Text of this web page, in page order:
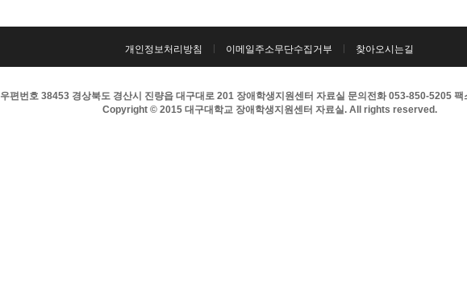
개인정보처리방침 이메일주소무단수집거부 찾아오시는길
우편번호 38453 경상북도 경산시 진량읍 대구대로 201 장애학생지원센터 자료실 문의전화 053-850-5205
Copyright © 2015 대구대학교 장애학생지원센터 자료실. All rights reserved.